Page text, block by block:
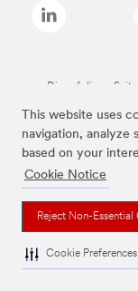
This website uses
navigation, analyze
based on your
Cookie Notice
Reject Non-Essential
Cookie Preferences
Die auf dieser